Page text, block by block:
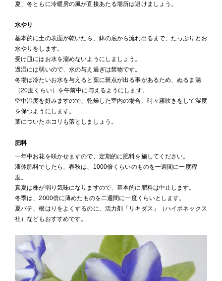
夏、冬ともに冷暖房の風が直接あたる場所は避けましょう。
水やり
基本的に土の表面が乾いたら、鉢の底から流れ出るまで、たっぷりとお
水やりをします。
受け皿にはお水を溜めないようにしましょう。
過湿には弱いので、水の与え過ぎは禁物です。
冬場は冷たいお水を与えると葉に斑点が出る事があるため、ぬるま湯
（20度くらい）を午前中に与えるようにします。
空中湿度を好みますので、乾燥した室内の場合、時々霧吹きをして湿度
を保つようにします。
葉についたホコリも落としましょう。
肥料
一年中お花を咲かせますので、定期的に肥料を施してください。
液体肥料でしたら、春秋は、1000倍くらいのものを一週間に一度程
度。
真夏は株が弱り気味になりますので、基本的に肥料は中止します。
冬季は、2000倍に薄めたものを二週間に一度くらいとします。
夏バテ、根はりをよくするのに、活力剤「リキダス」（ハイポネックス
社）などもおすすめです。